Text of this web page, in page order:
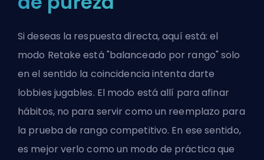
Si deseas la respuesta directa, aquí está: el
modo Retake está "balanceado por rango" solo
en el sentido la coincidencia intenta darte
lobbies jugables. El modo está allí para afinar
hábitos, no para servir como un reemplazo para
la prueba de rango competitivo. En ese sentido,
es mejor verlo como un modo de práctica que